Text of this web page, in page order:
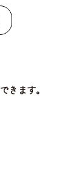
きます。